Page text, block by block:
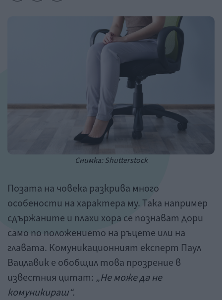
Снимка: Shutterstock
Позата на човека разкрива много
особености на характера му. Така например
сдържаните и плахи хора се познават дори
само по положението на ръцете или на
главата. Комуникационният експерт Паул
Вацлавик е обобщил това прозрение в
известния цитат: „Не може да не
комуникираш“.